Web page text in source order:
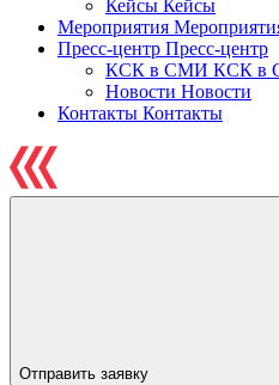
Кейсы Кейсы
Мероприятия
Пресс-центр Пресс-центр
КСК в СМИ КСК в
Новости Новости
Контакты Контакты
Отправить заявку